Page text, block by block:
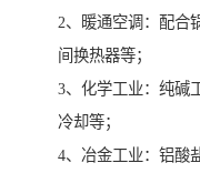
2、暖通空调：配合
间换热器等；
3、化学工业：纯碱
冷却等；
4、冶金工业：铝酸